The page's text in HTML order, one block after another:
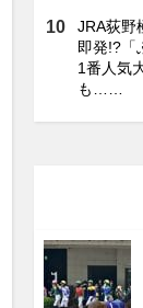
JRA荻野
即発!?「
1番人気
も……